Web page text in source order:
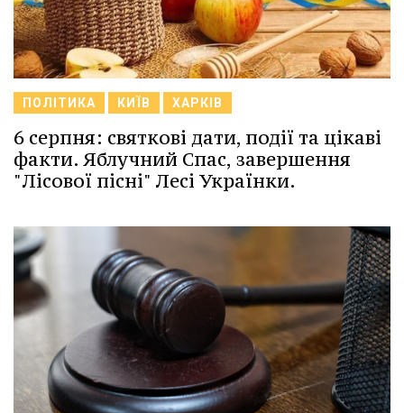
ПОЛІТИКА КИЇВ ХАРКІВ
6 серпня: святкові дати, події та цікаві
факти. Яблучний Спас, завершення
"Лісової пісні" Лесі Українки.